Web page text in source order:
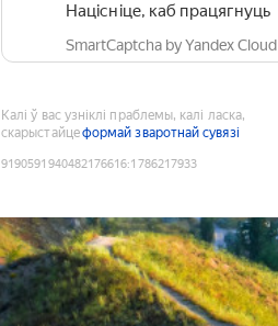
Націсніце, каб працягнуць
SmartCaptcha by Yandex Cloud
Калі ў вас узніклі праблемы, калі ласка,
скарыстайцеформай зваротнай сувязі
9190591940482176616:1786217933